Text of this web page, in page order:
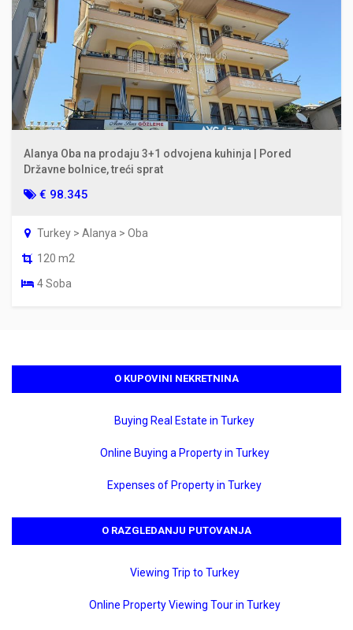
Alanya Oba na prodaju 3+1 odvojena kuhinja | Pored
Državne bolnice, treći sprat
€ 98.345
Turkey > Alanya > Oba
120 m2
4 Soba
O KUPOVINI NEKRETNINA
Buying Real Estate in Turkey
Online Buying a Property in Turkey
Expenses of Property in Turkey
O RAZGLEDANJU PUTOVANJA
Viewing Trip to Turkey
Online Property Viewing Tour in Turkey